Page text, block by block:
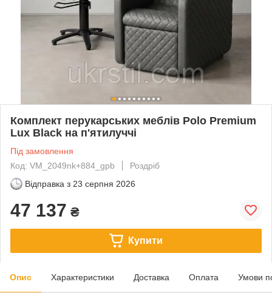
Комплект перукарських меблів Polo Premium
Lux Black на п'ятилуччі
Під замовлення
Код: VM_2049nk+884_gpb
Роздріб
Відправка з 23 серпня 2026
47 137 ₴
Купити
Опис Характеристики Доставка Оплата Умови